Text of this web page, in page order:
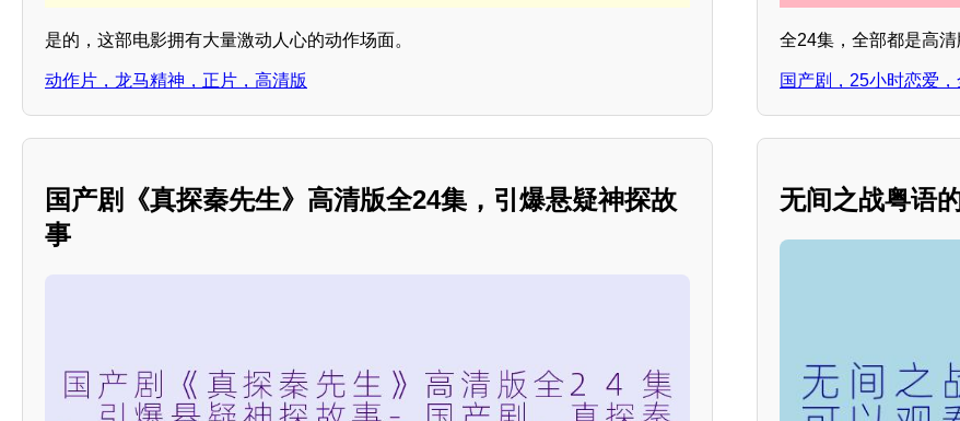
是的，这部电影拥有大量激动人心的动作场面。
动作片，龙马精神，正片，高清版
全24集，全部都是高清
国产剧，25小时恋爱
国产剧《真探秦先生》高清版全24集，引爆悬疑神探故
事
无间之战粤语